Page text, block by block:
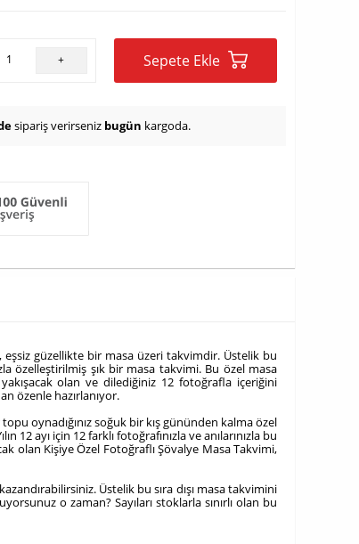
+ Sepete Ekle
sipariş verirseniz bugün kargoda.
eşsiz güzellikte bir masa üzeri takvimdir. Üstelik bu
özelleştirilmiş şık bir masa takvimi. Bu özel masa
olan ve dilediğiniz 12 fotoğrafla içeriğini
özenle hazırlanıyor.
oynadığınız soğuk bir kış gününden kalma özel
12 ayı için 12 farklı fotoğrafınızla ve anılarınızla bu
olan Kişiye Özel Fotoğraflı Şövalye Masa Takvimi,
Üstelik bu sıra dışı masa takvimini
o zaman? Sayıları stoklarla sınırlı olan bu